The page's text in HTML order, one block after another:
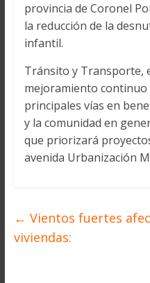
provincia de Coronel
la reducción de la
infantil.
Tránsito y Transporte,
mejoramiento continuo
principales vías en
y la comunidad en
que priorizará
avenida Urbanización
← Vientos fuertes
viviendas: